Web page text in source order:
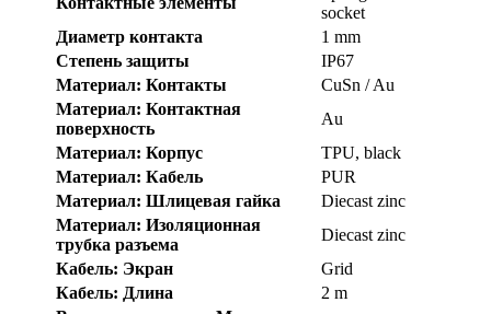
socket
Диаметр контакта
1 mm
Степень защиты
IP67
Материал: Контакты
CuSn / Au
Материал: Контактная
поверхность
Au
Материал: Корпус
TPU, black
Материал: Кабель
PUR
Материал: Шлицевая гайка
Diecast zinc
Материал: Изоляционная
трубка разъема
Diecast zinc
Кабель: Экран
Grid
Кабель: Длина
2 m